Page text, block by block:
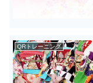
QRトレーニング